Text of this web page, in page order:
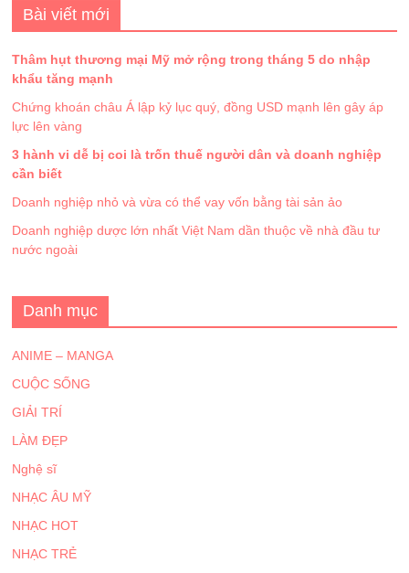
Bài viết mới
Thâm hụt thương mại Mỹ mở rộng trong tháng 5 do nhập
khẩu tăng mạnh
Chứng khoán châu Á lập kỷ lục quý, đồng USD mạnh lên gây áp
lực lên vàng
3 hành vi dễ bị coi là trốn thuế người dân và doanh nghiệp
cần biết
Doanh nghiệp nhỏ và vừa có thể vay vốn bằng tài sản ảo
Doanh nghiệp dược lớn nhất Việt Nam dần thuộc về nhà đầu tư
nước ngoài
Danh mục
ANIME – MANGA
CUỘC SỐNG
GIẢI TRÍ
LÀM ĐẸP
Nghệ sĩ
NHẠC ÂU MỸ
NHẠC HOT
NHẠC TRẺ